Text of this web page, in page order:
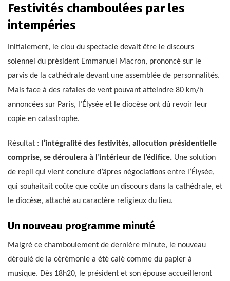
Festivités chamboulées par les
intempéries
Initialement, le clou du spectacle devait être le discours
solennel du président Emmanuel Macron, prononcé sur le
parvis de la cathédrale devant une assemblée de personnalités.
Mais face à des rafales de vent pouvant atteindre 80 km/h
annoncées sur Paris, l’Élysée et le diocèse ont dû revoir leur
copie en catastrophe.
Résultat :
l’intégralité des festivités, allocution présidentielle
comprise, se déroulera à l’intérieur de l’édifice. Une solution
de repli qui vient conclure d’âpres négociations entre l’Élysée,
qui souhaitait coûte que coûte un discours dans la cathédrale, et
le diocèse, attaché au caractère religieux du lieu.
Un nouveau programme minuté
Malgré ce chamboulement de dernière minute, le nouveau
déroulé de la cérémonie a été calé comme du papier à
musique. Dès 18h20, le président et son épouse accueilleront